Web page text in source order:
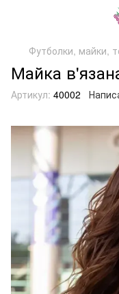
Футболки, майки,
Майка
Артикул: 40002